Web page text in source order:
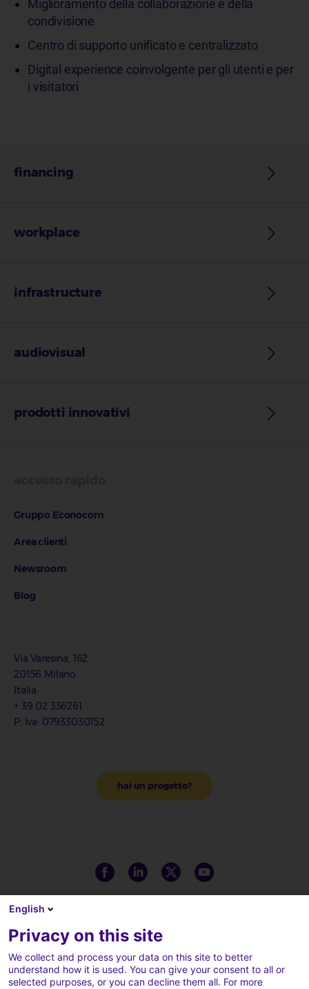
Miglioramento della collaborazione e della
condivisione
Centro di supporto unificato e centralizzato
Digital experience coinvolgente per gli utenti e per
i visitatori
financing
workplace
infrastructure
audiovisual
prodotti innovativi
Gruppo Econocom
Area clienti
Newsroom
Blog
Via Varesina, 162
20156 Milano
Italia
+ 39 02 336261
P. Iva: 07933030152
hai un progetto?
English
Privacy on this site
We collect and process your data on this site to better
understand how it is used. You can give your consent to all or
selected purposes, or you can decline them all. For more